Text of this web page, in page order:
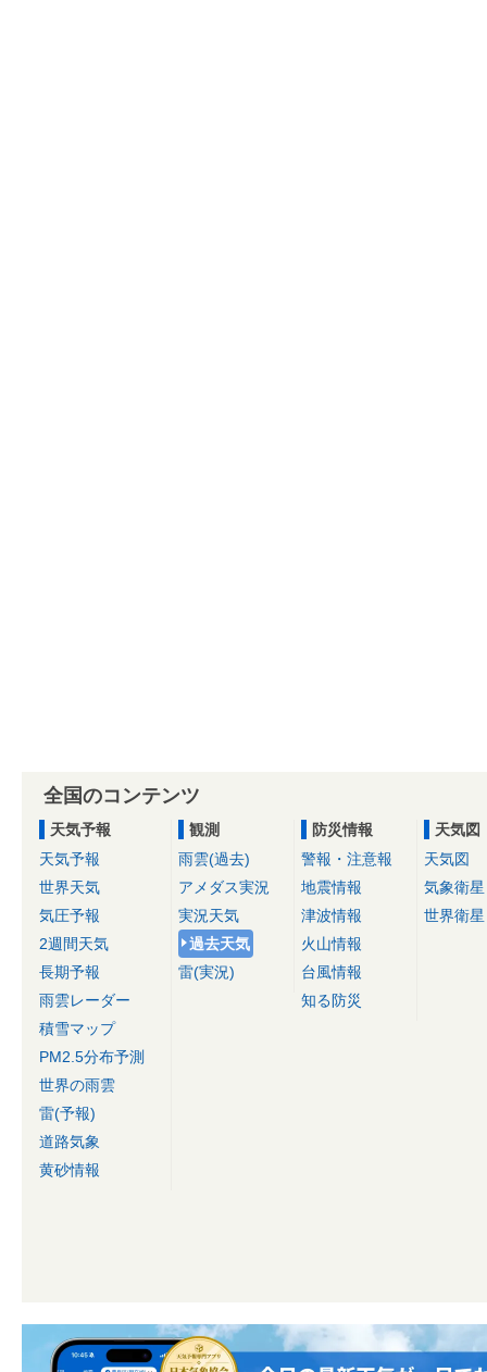
全国のコンテンツ
天気予報
天気予報
世界天気
気圧予報
2週間天気
長期予報
雨雲レーダー
積雪マップ
PM2.5分布予測
世界の雨雲
雷(予報)
道路気象
黄砂情報
観測
雨雲(過去)
アメダス実況
実況天気
過去天気
雷(実況)
防災情報
警報・注意報
地震情報
津波情報
火山情報
台風情報
知る防災
天気図
天気図
気象衛星
世界衛星